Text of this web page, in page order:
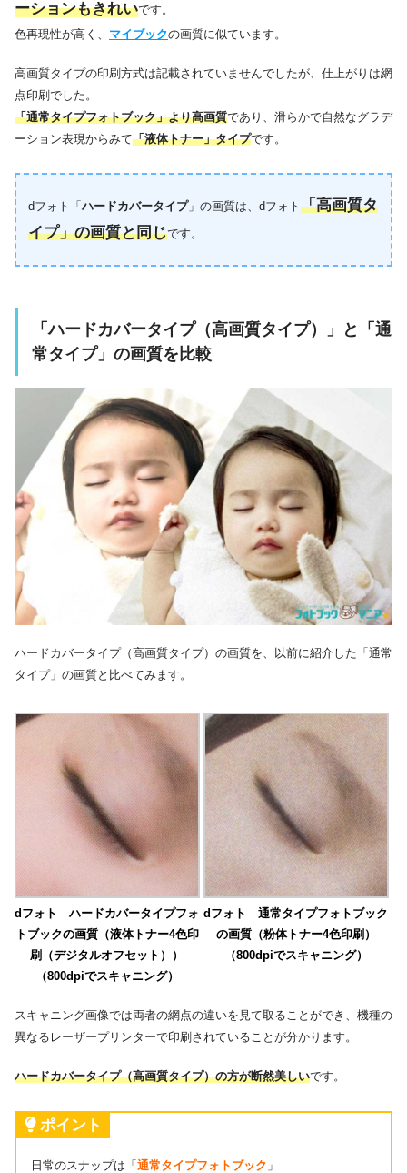
ーションもきれいです。
色再現性が高く、 マイブックの画質に似ています。
高画質タイプの印刷方式は記載されていませんでしたが、仕上がりは網
点印刷でした。
「通常タイプフォトブック」より高画質であり、滑らかで自然なグラデ
ーション表現からみて「液体トナー」タイプです。
dフォト「 ハードカバータイプ」の画質は、dフォト 「高画質タ
イプ」の画質と同じです。
「ハードカバータイプ（高画質タイプ）」と「通
常タイプ」の画質を比較
ハードカバータイプ（高画質タイプ）の画質を、以前に紹介した「通常
タイプ」の画質と比べてみます。
dフォト ハードカバータイプフォ
トブックの画質（液体トナー4色印
刷（デジタルオフセット））
（800dpiでスキャニング）
dフォト 通常タイプフォトブック
の画質（粉体トナー4色印刷）
（800dpiでスキャニング）
スキャニング画像では両者の網点の違いを見て取ることができ、機種の
異なるレーザープリンターで印刷されていることが分かります。
ハードカバータイプ（高画質タイプ）の方が断然美しいです。
ポイント
日常のスナップは「通常タイプフォトブック 」